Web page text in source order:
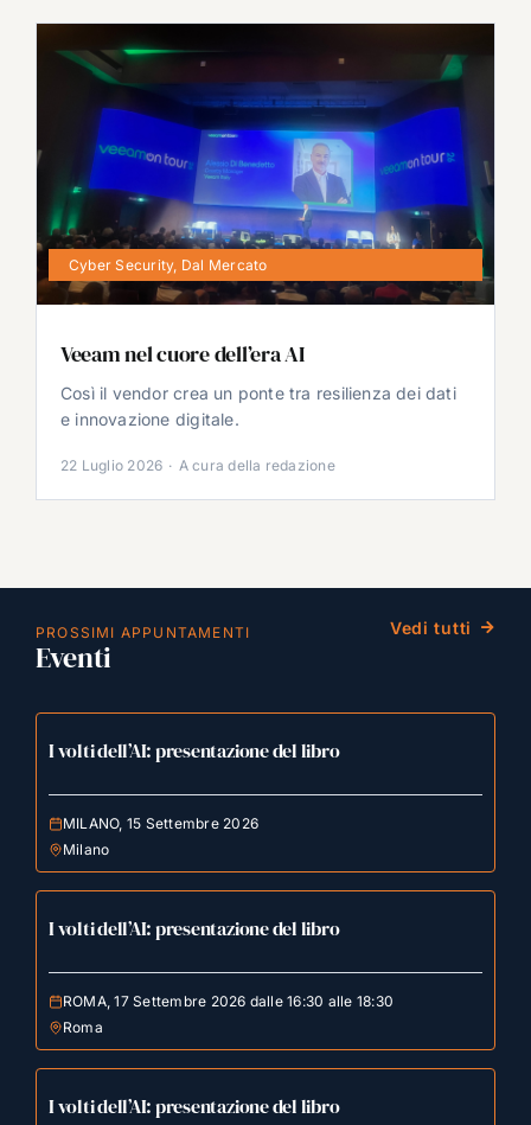
Cyber Security, Dal Mercato
Veeam nel cuore dell’era AI
Così il vendor crea un ponte tra resilienza dei dati
e innovazione digitale.
22 Luglio 2026 · A cura della redazione
PROSSIMI APPUNTAMENTI
Eventi
Vedi tutti
I volti dell’AI: presentazione del libro
MILANO, 15 Settembre 2026
Milano
I volti dell’AI: presentazione del libro
ROMA, 17 Settembre 2026 dalle 16:30 alle 18:30
Roma
I volti dell’AI: presentazione del libro